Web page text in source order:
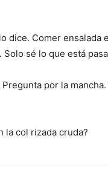
dice. Comer ensalada
sé lo que está
por la
la col rizada cruda?